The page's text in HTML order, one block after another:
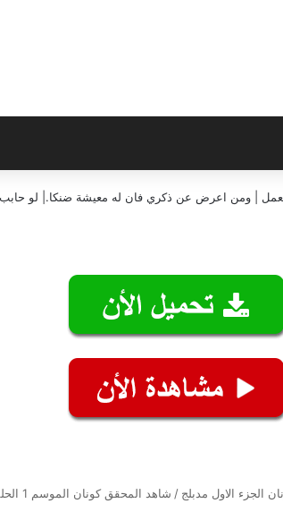
| ومن اعرض عن ذكري فان له معيشة ضنكا.| لو
الجزء الاول مدبلج / شاهد المحقق كونان الموسم 1 الحلقة 3 مدبلج HD جميع الحلقات